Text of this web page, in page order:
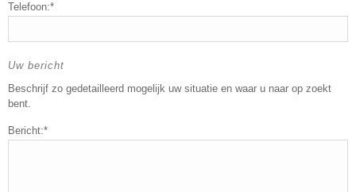
Telefoon:*
Uw bericht
Beschrijf zo gedetailleerd mogelijk uw situatie en waar u naar op zoekt
bent.
Bericht:*